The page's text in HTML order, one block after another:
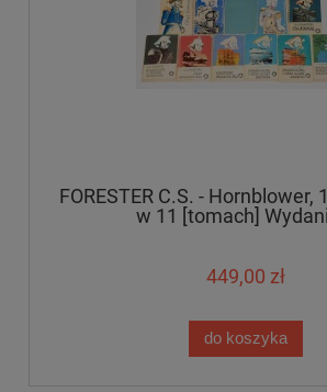
FORESTER C.S. - Hornblower,
w 11 [tomach]
449,00 zł
do koszyka